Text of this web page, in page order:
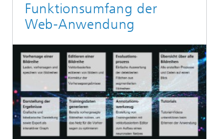
Funktionsumfang der
Web-Anwendung